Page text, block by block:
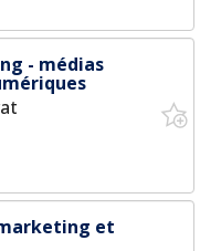
- médias
et